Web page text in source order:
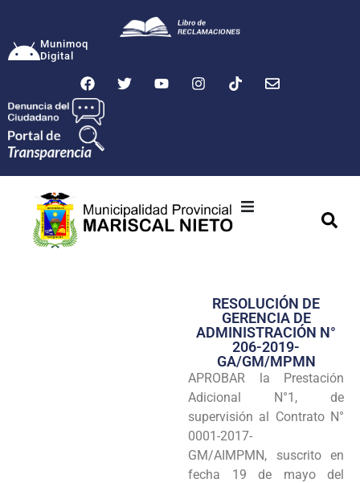
Munimoq
Digital
Transparencia
Seguridad
Programas
Intranet
RESOLUCIÓN DE
GERENCIA DE
ADMINISTRACIÓN N°
206-2019-
GA/GM/MPMN
APROBAR la Prestación
Adicional N°1, de
supervisión al Contrato N°
0001-2017-
GM/AIMPMN, suscrito en
fecha 19 de mayo del